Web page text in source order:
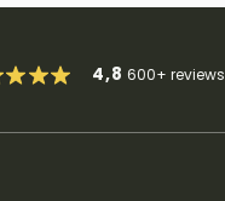
4,8600+reviews